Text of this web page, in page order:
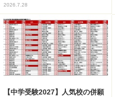
2026.7.28
【中学受験2027】人気校の併願